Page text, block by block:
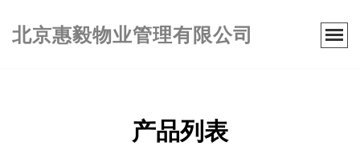
北京惠毅物业管理有限公司
产品列表